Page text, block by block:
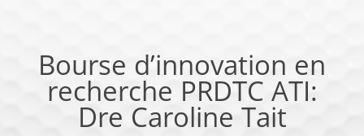
Bourse d’innovation en
recherche PRDTC ATI:
Dre Caroline Tait